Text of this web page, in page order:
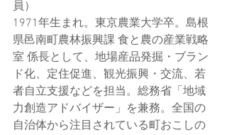
員）
1971年生まれ。東京農業大学卒。島根
県邑南町農林振興課 食と農の産業戦略
室 係長として、地場産品発掘・ブラン
ド化、定住促進、観光振興・交流、若
者自立支援などを担当。総務省「地域
力創造アドバイザー」を兼務。全国の
自治体から注目されている町おこしの